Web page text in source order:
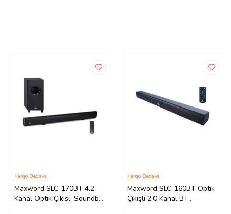
Maxword SLC-170BT 4.2
Kanal Optik Çıkışlı Soundbar
Kargo Bedava
Maxword SLC-160BT Optik
Çıkışlı 2.0 Kanal BT
Kargo Bedava